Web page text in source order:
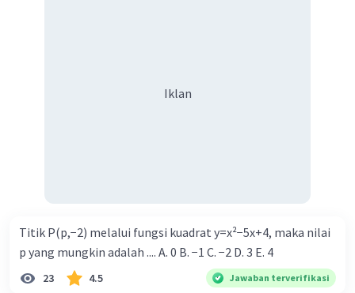
Iklan
Titik P(p,−2) melalui fungsi kuadrat y=x²−5x+4, maka nilai
p yang mungkin adalah .... A. 0 B. −1 C. −2 D. 3 E. 4
23 4.5 Jawaban terverifikasi